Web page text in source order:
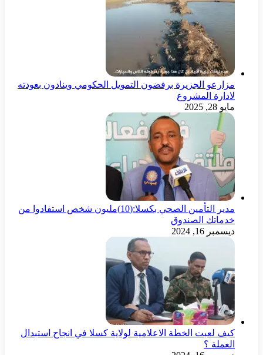
مزارعو الجزيرة برفضون التمويل الحكومي وينادون بعودته
لادارة المشروع
مايو 28, 2025
مدير التأمين الصحي بكسلا:(10)مليون شخص استفادوا من
خدماتك الصندوق
ديسمبر 16, 2024
كيف لعبت الخطة الاعلامية لولاية كسلا في انجاح استبدال
العملة ؟